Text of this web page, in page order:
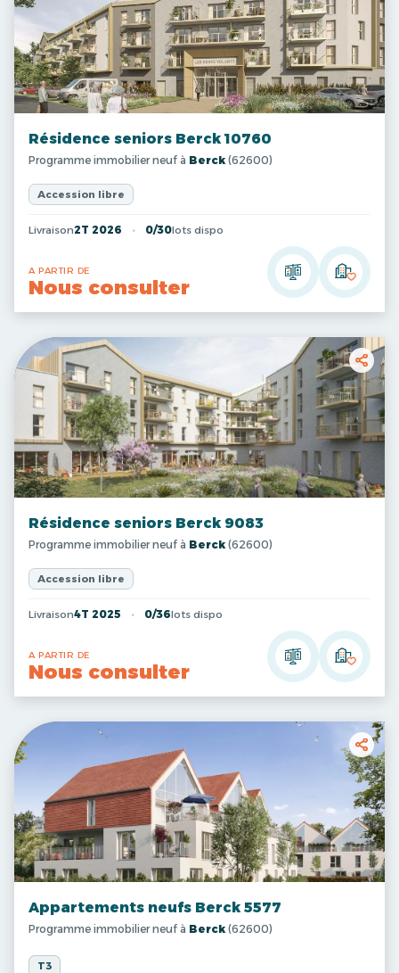
Résidence seniors Berck 10760
Programme immobilier neuf à Berck (62600)
Accession libre
Livraison2T 2026 0/30lots dispo
A PARTIR DE
Nous consulter
Résidence seniors Berck 9083
Programme immobilier neuf à Berck (62600)
Accession libre
Livraison4T 2025 0/36lots dispo
A PARTIR DE
Nous consulter
Appartements neufs Berck 5577
Programme immobilier neuf à Berck (62600)
T3